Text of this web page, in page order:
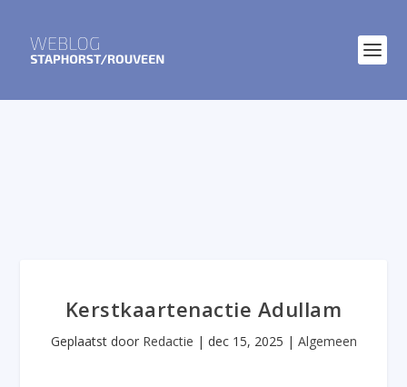
Kerstkaartenactie Adullam
Geplaatst door Redactie | dec 15, 2025 | Algemeen